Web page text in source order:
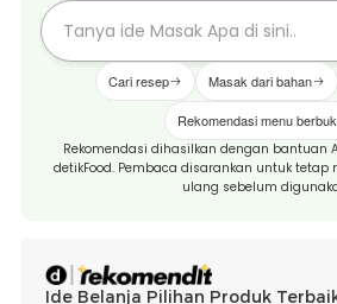
Cari resep Masak dari bahan
Rekomendasi menu
Rekomendasi dihasilkan dengan bantuan
detikFood. Pembaca disarankan untuk tetap
ulang sebelum